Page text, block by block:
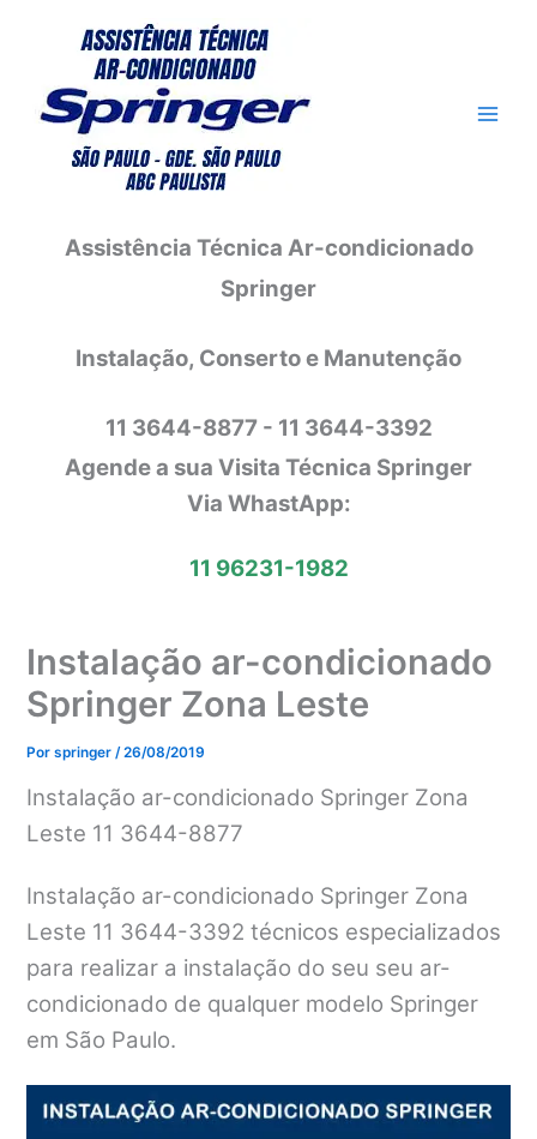
conteúdo
Assistência Técnica Ar-condicionado
Springer
Instalação, Conserto e Manutenção
11 3644-8877 - 11 3644-3392
Agende a sua Visita Técnica Springer
Via WhastApp:
11 96231-1982
Instalação ar-condicionado
Springer Zona Leste
Porspringer /26/08/2019
Instalação ar-condicionado Springer Zona
Leste 11 3644-8877
Instalação ar-condicionado Springer Zona
Leste 11 3644-3392 técnicos especializados
para realizar a instalação do seu seu ar-
condicionado de qualquer modelo Springer
em São Paulo.